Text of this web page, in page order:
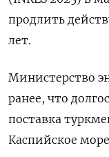
продлить
лет.
Министерство
ранее, что
поставка
Каспийское